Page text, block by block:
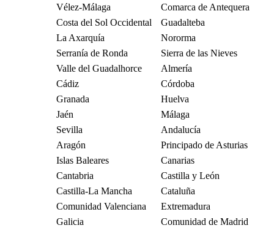
Vélez-Málaga
Comarca de Antequera
Costa del Sol Occidental
Guadalteba
La Axarquía
Nororma
Serranía de Ronda
Sierra de las Nieves
Valle del Guadalhorce
Almería
Cádiz
Córdoba
Granada
Huelva
Jaén
Málaga
Sevilla
Andalucía
Aragón
Principado de Asturias
Islas Baleares
Canarias
Cantabria
Castilla y León
Castilla-La Mancha
Cataluña
Comunidad Valenciana
Extremadura
Galicia
Comunidad de Madrid